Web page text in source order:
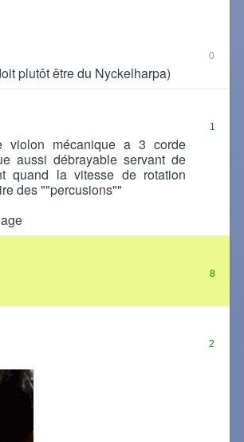
0
plutôt être du Nyckelharpa)
1
mécanique a 3 corde
aussi débrayable servant de
quand la vitesse de rotation
des ""percusions""
8
2